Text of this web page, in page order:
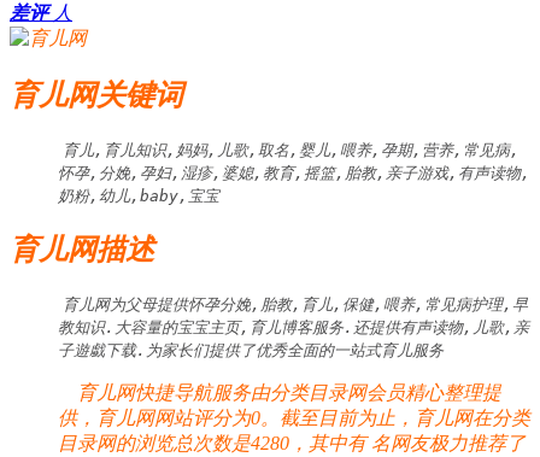
差评 人
育儿网关键词
育儿,育儿知识,妈妈,儿歌,取名,婴儿,喂养,孕期,营养,常见病,
怀孕,分娩,孕妇,湿疹,婆媳,教育,摇篮,胎教,亲子游戏,有声读物,
奶粉,幼儿,baby,宝宝
育儿网描述
育儿网为父母提供怀孕分娩,胎教,育儿,保健,喂养,常见病护理,早
教知识.大容量的宝宝主页,育儿博客服务.还提供有声读物,儿歌,亲
子遊戱下载.为家长们提供了优秀全面的一站式育儿服务
育儿网快捷导航服务由分类目录网会员精心整理提
供，育儿网网站评分为0。截至目前为止，育儿网在分类
目录网的浏览总次数是4280，其中有名网友极力推荐了